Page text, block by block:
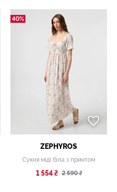
40%
ZEPHYROS
Сукня міді біла з принтом
1 554 ₴ 2 590 ₴